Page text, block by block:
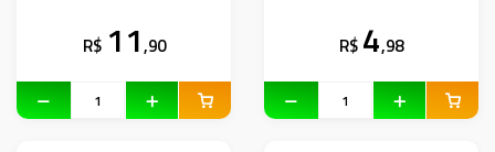
R$ 11,90 R$ 4,98